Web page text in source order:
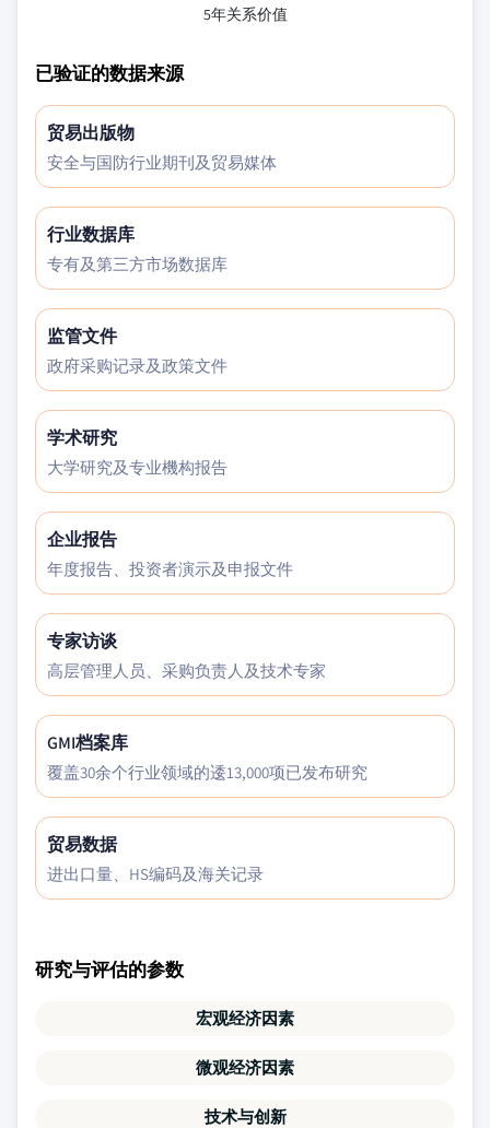
5年关系价值
已验证的数据来源
贸易出版物
安全与国防行业期刊及贸易媒体
行业数据库
专有及第三方市场数据库
监管文件
政府采购记录及政策文件
学术研究
大学研究及专业機构报告
企业报告
年度报告、投资者演示及申报文件
专家访谈
高层管理人员、采购负责人及技术专家
GMI档案库
覆盖30余个行业领域的逶13,000项已发布研究
贸易数据
进出口量、HS编码及海关记录
研究与评估的参数
宏观经济因素
微观经济因素
技术与创新